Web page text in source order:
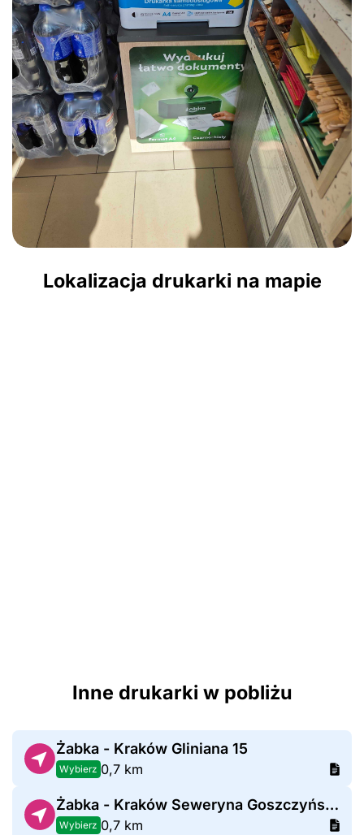
Lokalizacja drukarki na mapie
Inne drukarki w pobliżu
Żabka - Kraków Gliniana 15
Wybierz 0,7 km
Żabka - Kraków Seweryna Goszczyńskiego 1
Wybierz 0,7 km